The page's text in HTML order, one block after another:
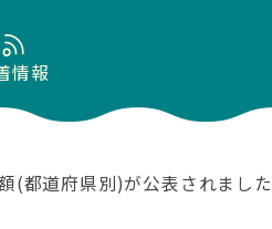
情報
(都道府県別)が公表されました